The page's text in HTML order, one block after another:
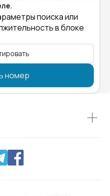
поиска или
в блоке
номер